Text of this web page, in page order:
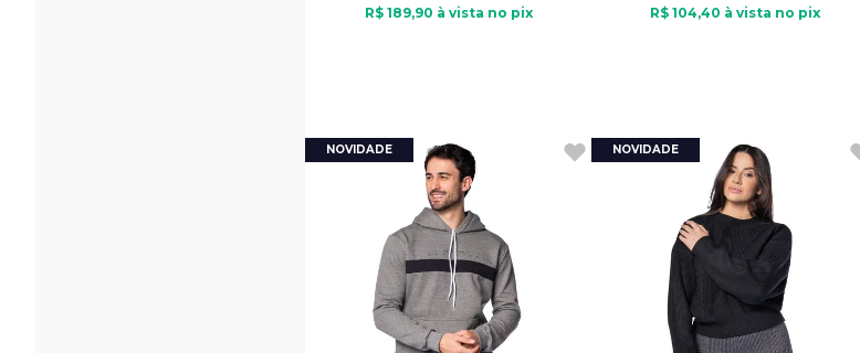
R$ 189,90 à vista no pix R$ 104,40 à vista no pix